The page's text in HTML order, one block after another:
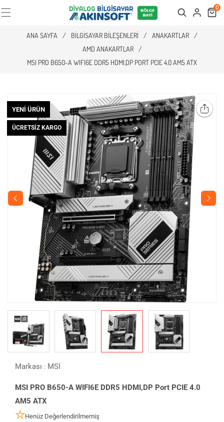
Search Cart
0
ANA SAYFA / BILGISAYAR BILEŞENLERI / ANAKARTLAR /
AMD ANAKARTLAR
/
MSI PRO B650-A WIFI6E DDR5 HDMI,DP PORT PCIE 4.0 AM5 ATX
YENI ÜRÜN
ÜCRETSIZ KARGO
Markası : MSI
MSI PRO B650-A WIFI6E DDR5 HDMI,DP Port PCIE 4.0
AM5 ATX
Henüz Değerlendirilmemiş